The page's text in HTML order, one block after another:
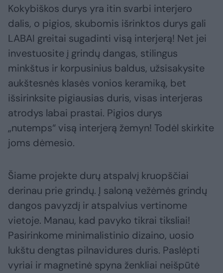
Kokybiškos durys yra itin svarbi interjero
dalis, o pigios, skubomis išrinktos durys gali
LABAI greitai sugadinti visą interjerą! Net jei
investuosite į grindų dangas, stilingus
minkštus ir korpusinius baldus, užsisakysite
aukštesnės klasės vonios keramiką, bet
išsirinksite pigiausias duris, visas interjeras
atrodys labai prastai. Pigios durys
„nutemps“ visą interjerą žemyn! Todėl skirkite
joms dėmesio.
Šiame projekte durų atspalvį kruopščiai
derinau prie grindų. Į saloną vežėmės grindų
dangos pavyzdį ir atspalvius vertinome
vietoje. Manau, kad pavyko tikrai tiksliai!
Pasirinkome minimalistinio dizaino, uosio
lukštu dengtas pilnavidures duris. Paslėpti
vyriai ir magnetinė spyna ženkliai neišpūtė